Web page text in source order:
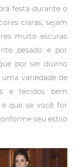
festa durante o
claras, sejam
muito escuras
pesado e por
por ser diurno
variedade de
e tecidos bem
que se você for
seu estilo